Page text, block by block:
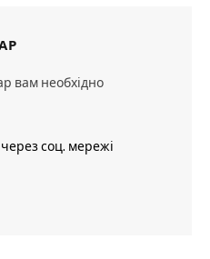
вам необхідно
через соц. мережі